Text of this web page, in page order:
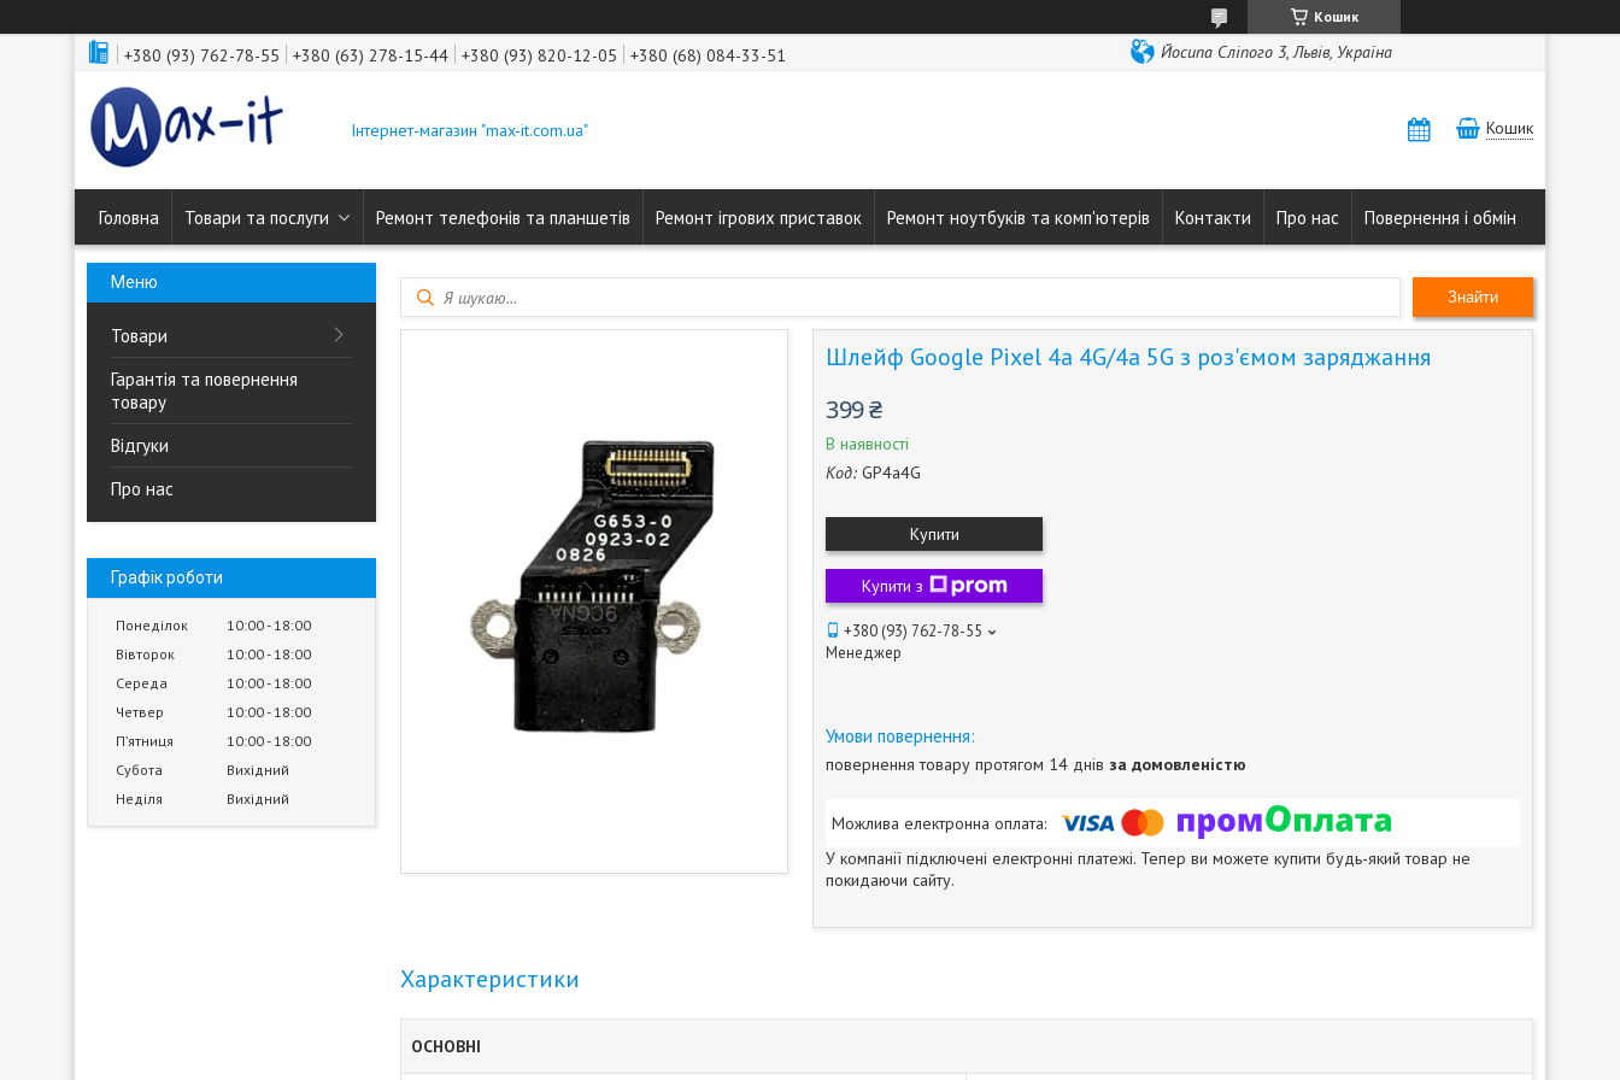
Кошик
+380 (93) 762-78-55 +380 (63) 278-15-44 +380 (93) 820-12-05 +380 (68) 084-33-51 Йосипа Сліпого 3, Львів, Україна
Інтернет-магазин "max-it.com.ua" Кошик
Головна Товари та послуги Ремонт телефонів та планшетів Ремонт ігрових приставок Ремонт ноутбуків та комп'ютерів Контакти Про нас Повернення і обмін
Товари
Гарантія та повернення
товару
Відгуки
Про нас
Графік роботи
Понеділок 10:00 18:00
Вівторок
10:00 18:00
Середа
10:00 18:00
Четвер
10:00 18:00
Пʼятниця
10:00 18:00
Субота
Вихідний
Неділя
Вихідний
Знайти
Шлейф Google Pixel 4a 4G/4a 5G з роз'ємом заряджання
399 ₴
В наявності
Код: GP4a4G
Купити
Купити з
+380 (93) 762-78-55
Менеджер
повернення товару протягом 14 днів за домовленістю
У компанії підключені електронні платежі. Тепер ви можете купити будь-який товар не
покидаючи сайту.
Характеристики
ОСНОВНІ